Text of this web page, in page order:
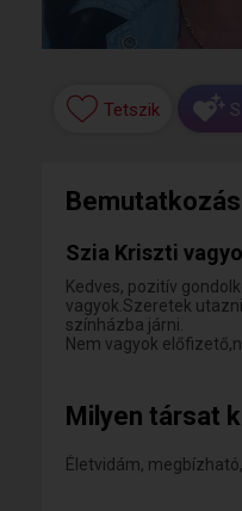
Tetszik
Bemutatkozás
Szia Kriszti
Kedves, pozitív
vagyok.Szeretek
színházba járni.
Nem vagyok
Milyen társat
Életvidám,